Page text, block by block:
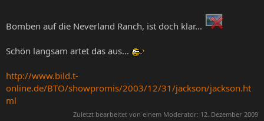
Bomben auf die Neverland Ranch, ist doch klar...
Schön langsam artet das aus...
http://www.bild.t-
online.de/BTO/showpromis/2003/12/31/jackson/jackson.ht
ml
Zuletzt bearbeitet von einem Moderator: 12. Dezember 2009